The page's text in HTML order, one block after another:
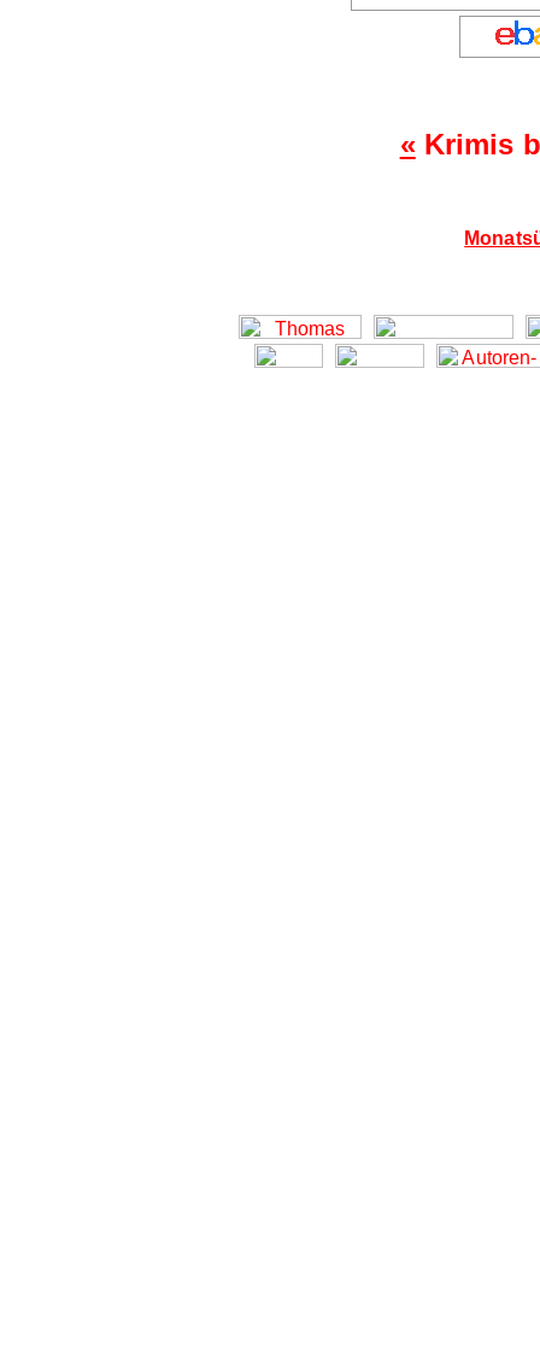
«Krimis